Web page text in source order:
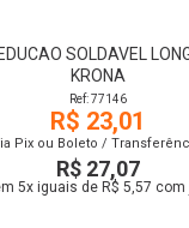
SOLDAVEL
KRONA
Ref: 77146
R$ 23,01
Pix ou Boleto /
R$ 27,07
5x iguais de R$ 5,57 com